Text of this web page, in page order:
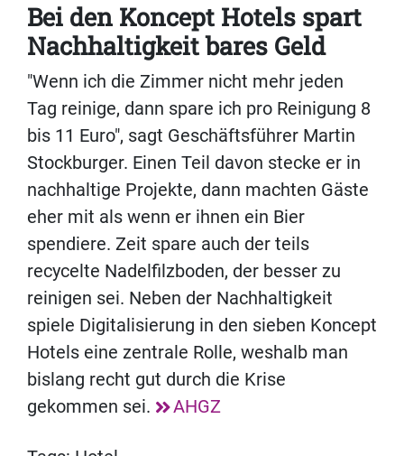
Bei den Koncept Hotels spart
Nachhaltigkeit bares Geld
"Wenn ich die Zimmer nicht mehr jeden
Tag reinige, dann spare ich pro Reinigung 8
bis 11 Euro", sagt Geschäftsführer Martin
Stockburger. Einen Teil davon stecke er in
nachhaltige Projekte, dann machten Gäste
eher mit als wenn er ihnen ein Bier
spendiere. Zeit spare auch der teils
recycelte Nadelfilzboden, der besser zu
reinigen sei. Neben der Nachhaltigkeit
spiele Digitalisierung in den sieben Koncept
Hotels eine zentrale Rolle, weshalb man
bislang recht gut durch die Krise
gekommen sei.
AHGZ